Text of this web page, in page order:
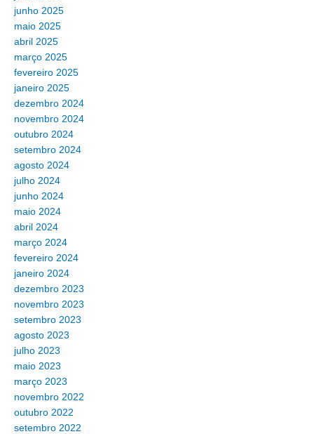
junho 2025
maio 2025
abril 2025
março 2025
fevereiro 2025
janeiro 2025
dezembro 2024
novembro 2024
outubro 2024
setembro 2024
agosto 2024
julho 2024
junho 2024
maio 2024
abril 2024
março 2024
fevereiro 2024
janeiro 2024
dezembro 2023
novembro 2023
setembro 2023
agosto 2023
julho 2023
maio 2023
março 2023
novembro 2022
outubro 2022
setembro 2022